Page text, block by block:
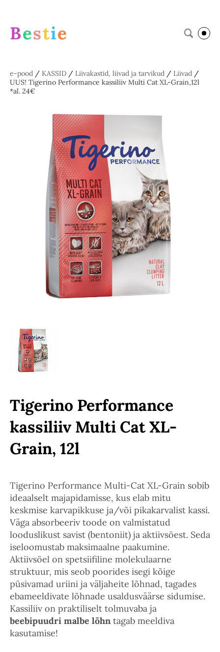
Bestie
e-pood / KASSID / Liivakastid, liivad ja tarvikud / Liivad /
UUS! Tigerino Performance kassiliiv Multi Cat XL-Grain,12l
*al. 24€
Tigerino Performance
kassiliiv Multi Cat XL-
Grain, 12l
Tigerino Performance Multi-Cat XL-Grain sobib
ideaalselt majapidamisse, kus elab mitu
keskmise karvapikkuse ja/või pikakarvalist kassi.
Väga absorbeeriv toode on valmistatud
looduslikust savist (bentoniit) ja aktiivsöest. Seda
iseloomustab maksimaalne paakumine.
Aktiivsöel on spetsiifiline molekulaarne
struktuur, mis seob poorides isegi kõige
püsivamad uriini ja väljaheite lõhnad, tagades
ebameeldivate lõhnade usaldusväärse sidumise.
Kassiliiv on praktiliselt tolmuvaba ja
beebipuudri malbe lõhn tagab meeldiva
kasutamise!